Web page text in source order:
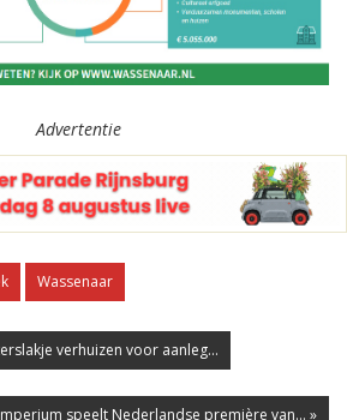
Advertentie
Wassenaar
verhuizen voor aanleg...
speelt Nederlandse première van... »